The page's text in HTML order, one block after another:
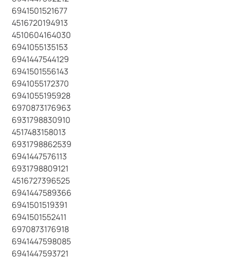
6941501521677
4516720194913
4510604164030
6941055135153
6941447544129
6941501556143
6941055172370
6941055195928
6970873176963
6931798830910
4517483158013
6931798862539
6941447576113
6931798809121
4516727396525
6941447589366
6941501519391
6941501552411
6970873176918
6941447598085
6941447593721